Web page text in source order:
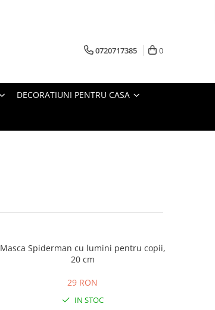
0720717385 0
DECORATIUNI PENTRU CASA
Masca Spiderman cu lumini pentru copii,
20 cm
29 RON
IN STOC